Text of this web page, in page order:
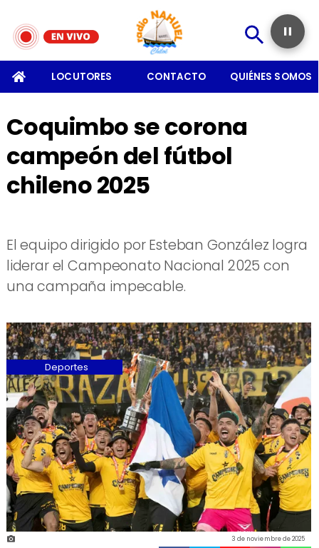
LOCUTORES CONTACTO QUIÉNES SOMOS
Coquimbo se corona
campeón del fútbol
chileno 2025
El equipo dirigido por Esteban González logra
liderar el Campeonato Nacional 2025 con
una campaña impecable.
3 de noviembre de 2025
Deportes